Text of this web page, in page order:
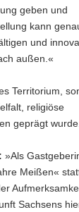
geben und
kann
und
außen.«
Territorium,
religiöse
geprägt wurde.
»Als
Meißen«
Sachsens